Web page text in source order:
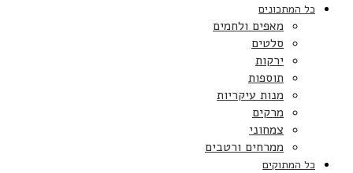
כל המתכונים
מאפים ולחמים
סלטים
ירקות
תוספות
מנות עיקריות
מרקים
צמחוני
ממרחים ורטבים
כל המתוקים